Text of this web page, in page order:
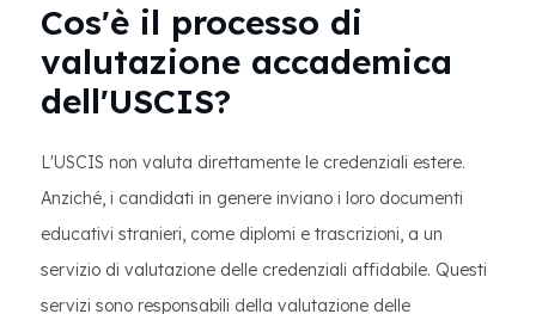
Cos'è il processo di
valutazione accademica
dell'USCIS?
L'USCIS non valuta direttamente le credenziali estere.
Anziché, i candidati in genere inviano i loro documenti
educativi stranieri, come diplomi e trascrizioni, a un
servizio di valutazione delle credenziali affidabile. Questi
servizi sono responsabili della valutazione delle